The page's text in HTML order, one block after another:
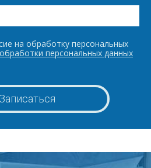
на обработку персональных
персональных данных